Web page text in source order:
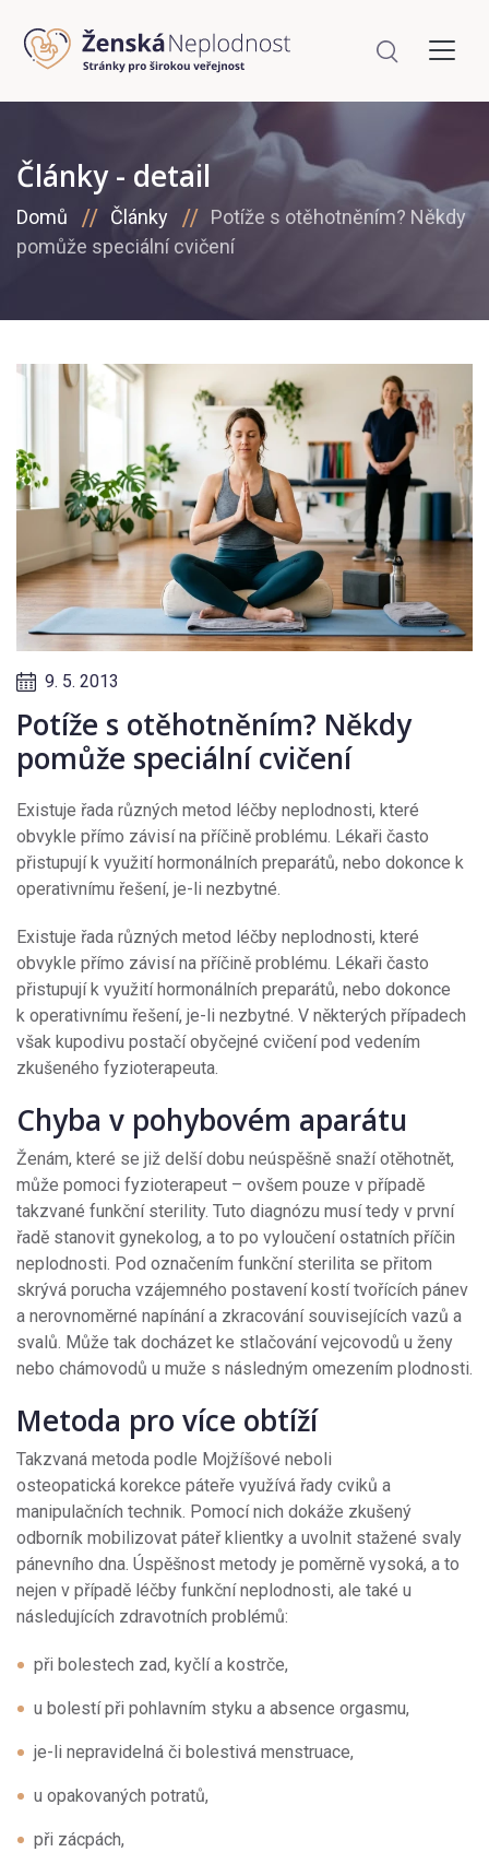
Články - detail
Domů Články
Potíže s otěhotněním? Někdy
pomůže speciální cvičení
9. 5. 2013
Potíže s otěhotněním? Někdy
pomůže speciální cvičení
Existuje řada různých metod léčby neplodnosti, které
obvykle přímo závisí na příčině problému. Lékaři často
přistupují k využití hormonálních preparátů, nebo dokonce k
operativnímu řešení, je-li nezbytné.
Existuje řada různých metod léčby neplodnosti, které
obvykle přímo závisí na příčině problému. Lékaři často
přistupují k využití hormonálních preparátů, nebo dokonce
k operativnímu řešení, je-li nezbytné. V některých případech
však kupodivu postačí obyčejné cvičení pod vedením
zkušeného fyzioterapeuta.
Chyba v pohybovém aparátu
Ženám, které se již delší dobu neúspěšně snaží otěhotnět,
může pomoci fyzioterapeut – ovšem pouze v případě
takzvané funkční sterility. Tuto diagnózu musí tedy v první
řadě stanovit gynekolog, a to po vyloučení ostatních příčin
neplodnosti. Pod označením funkční sterilita se přitom
skrývá porucha vzájemného postavení kostí tvořících pánev
a nerovnoměrné napínání a zkracování souvisejících vazů a
svalů. Může tak docházet ke stlačování vejcovodů u ženy
nebo chámovodů u muže s následným omezením plodnosti.
Metoda pro více obtíží
Takzvaná metoda podle Mojžíšové neboli
osteopatická korekce páteře využívá řady cviků a
manipulačních technik. Pomocí nich dokáže zkušený
odborník mobilizovat páteř klientky a uvolnit stažené svaly
pánevního dna. Úspěšnost metody je poměrně vysoká, a to
nejen v případě léčby funkční neplodnosti, ale také u
následujících zdravotních problémů:
při bolestech zad, kyčlí a kostrče,
u bolestí při pohlavním styku a absence orgasmu,
je-li nepravidelná či bolestivá menstruace,
u opakovaných potratů,
při zácpách,